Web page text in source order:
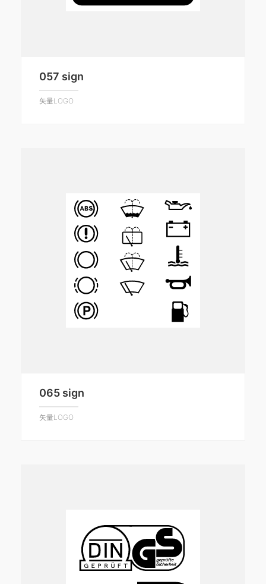
057 sign
矢量LOGO
065 sign
矢量LOGO